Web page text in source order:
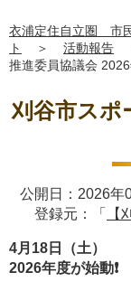
衣浦定住自立圏 市
ト
＞ 活動報告
推進委員協議会 2026
刈谷市スポ
公開日：2026
登録元：「
【
4月18日（土）
2026年度が始動❗️